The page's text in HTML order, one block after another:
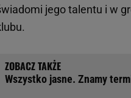
jego talentu i w
Wszystko jasne. Znamy